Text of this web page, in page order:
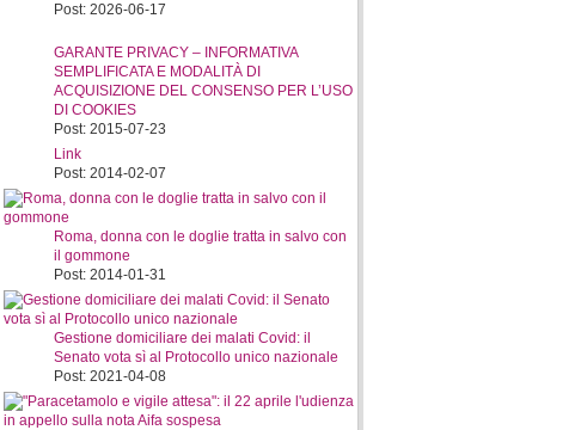
Post: 2026-06-17
GARANTE PRIVACY – INFORMATIVA
SEMPLIFICATA E MODALITÀ DI
ACQUISIZIONE DEL CONSENSO PER L’USO
DI COOKIES
Post: 2015-07-23
Link
Post: 2014-02-07
Roma, donna con le doglie tratta in salvo con
il gommone
Post: 2014-01-31
Gestione domiciliare dei malati Covid: il
Senato vota sì al Protocollo unico nazionale
Post: 2021-04-08